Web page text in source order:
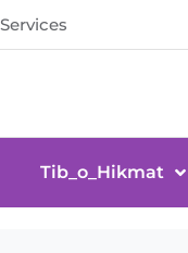
Tib_o_Hikmat